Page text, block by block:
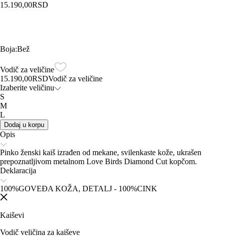
15.190,00RSD
Boja:Bež
Vodič za veličine
15.190,00RSDVodič za veličine
Izaberite veličinu
S
M
L
Dodaj u korpu
Opis
Pinko ženski kaiš izrađen od mekane, svilenkaste kože, ukrašen
prepoznatljivom metalnom Love Birds Diamond Cut kopčom.
Deklaracija
100%GOVEĐA KOŽA, DETALJ - 100%CINK
Kaiševi
Vodič veličina za kaiševe